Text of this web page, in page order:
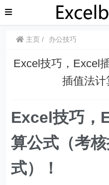
主页 办公技巧
Excel技巧，Excel
插值法计
Excel技巧，
算公式（考
式）！